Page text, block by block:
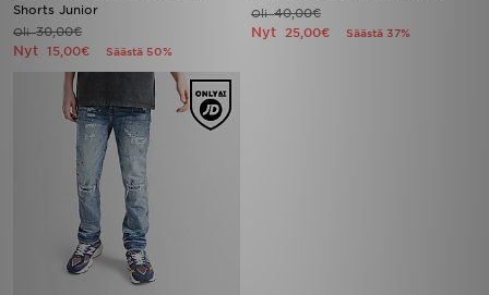
Shorts Junior
Oli30,00€
Nyt 15,00€ Säästä 50%
Oli40,00€
Nyt 25,00€ Säästä 37%